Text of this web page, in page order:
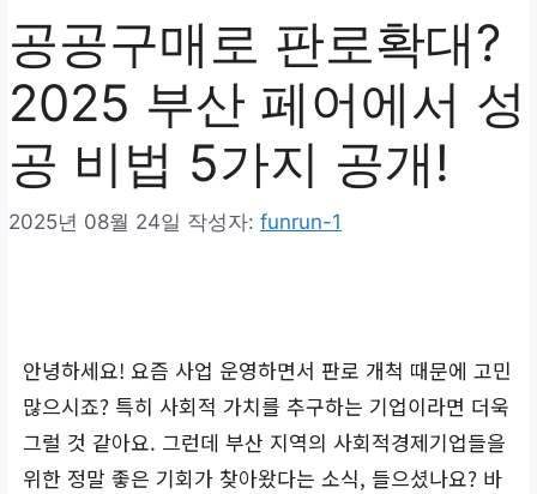
공공구매로 판로확대?
2025 부산 페어에서 성
공 비법 5가지 공개!
2025년 08월 24일 작성자: funrun-1
안녕하세요! 요즘 사업 운영하면서 판로 개척 때문에 고민
많으시죠? 특히 사회적 가치를 추구하는 기업이라면 더욱
그럴 것 같아요. 그런데 부산 지역의 사회적경제기업들을
위한 정말 좋은 기회가 찾아왔다는 소식, 들으셨나요? 바